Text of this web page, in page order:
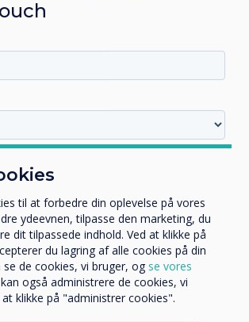
News | Trade
til at forbedre din oplevelse på vores
ydeevnen, tilpasse den marketing, du
dit tilpassede indhold. Ved at klikke på
du lagring af alle cookies på din
se de cookies, vi bruger, og se vores
også administrere de cookies, vi
klikke på "administrer cookies".
navn
dig om vores produkter og tjenester